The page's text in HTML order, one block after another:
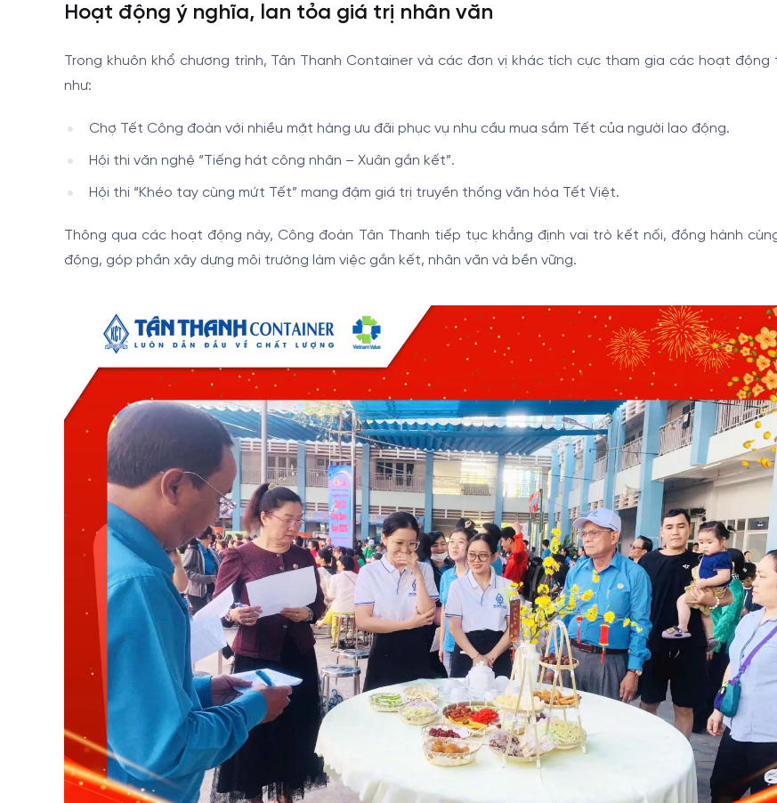
Hoạt động ý nghĩa, lan tỏa giá trị nhân văn
Trong khuôn khổ chương trình, Tân Thanh Container và các đơn vị khác tích cực tham gia các hoạt động
như:
Chợ Tết Công đoàn với nhiều mặt hàng ưu đãi phục vụ nhu cầu mua sắm Tết của người lao động.
Hội thi văn nghệ “Tiếng hát công nhân – Xuân gắn kết”.
Hội thi “Khéo tay cùng mứt Tết” mang đậm giá trị truyền thống văn hóa Tết Việt.
Thông qua các hoạt động này, Công đoàn Tân Thanh tiếp tục khẳng định vai trò kết nối, đồng hành
động, góp phần xây dựng môi trường làm việc gắn kết, nhân văn và bền vững.